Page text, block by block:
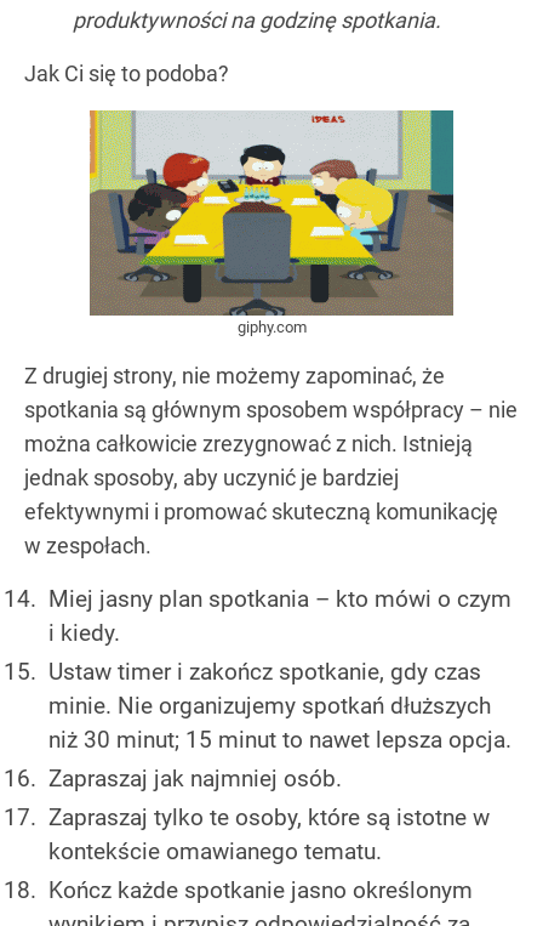
produktywności na godzinę spotkania.
Jak Ci się to podoba?
giphy.com
Z drugiej strony, nie możemy zapominać, że
spotkania są głównym sposobem współpracy – nie
można całkowicie zrezygnować z nich. Istnieją
jednak sposoby, aby uczynić je bardziej
efektywnymi i promować skuteczną komunikację
w zespołach.
Miej jasny plan spotkania – kto mówi o czym
i kiedy.
Ustaw timer i zakończ spotkanie, gdy czas
minie. Nie organizujemy spotkań dłuższych
niż 30 minut; 15 minut to nawet lepsza opcja.
Zapraszaj jak najmniej osób.
Zapraszaj tylko te osoby, które są istotne w
kontekście omawianego tematu.
Kończ każde spotkanie jasno określonym